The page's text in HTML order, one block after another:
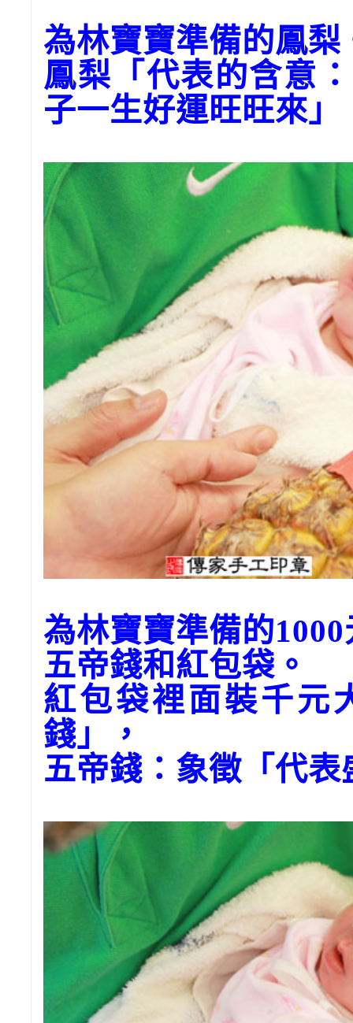
為林寶寶準備的鳳梨
鳳梨「代表的含意
子一生好運旺旺來」
為林寶寶準備的
五帝錢和紅包袋。
紅包袋裡面裝千元
錢」，
五帝錢：象徵「代